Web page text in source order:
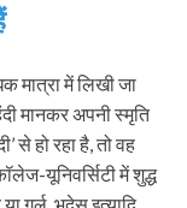
मात्रा में लिखी जा
मानकर अपनी स्मृति
से हो रहा है, तो वह
यूनिवर्सिटी में शुद्ध
गर्ल, भदेस इत्यादि